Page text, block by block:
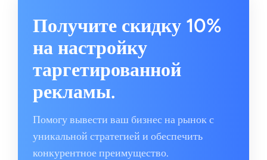
Получите скидку 10%
на настройку
таргетированной
рекламы.
Помогу вывести ваш бизнес на рынок с
уникальной стратегией и обеспечить
конкурентное преимущество.